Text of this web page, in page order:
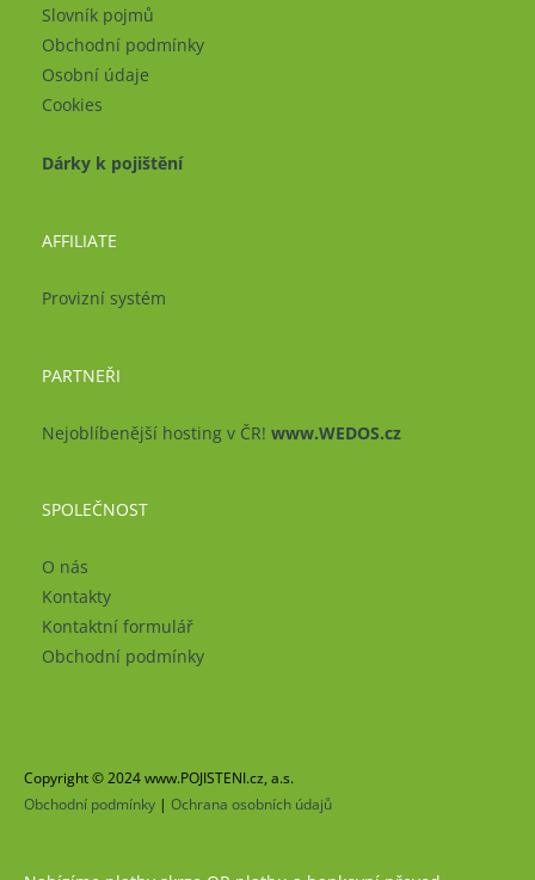
Slovník pojmů
Obchodní podmínky
Osobní údaje
Cookies
Dárky k pojištění
AFFILIATE
Provizní systém
PARTNEŘI
Nejoblíbenější hosting v ČR! www.WEDOS.cz
SPOLEČNOST
O nás
Kontakty
Kontaktní formulář
Obchodní podmínky
Copyright © 2024 www.POJISTENI.cz, a.s.
Obchodní podmínky | Ochrana osobních údajů